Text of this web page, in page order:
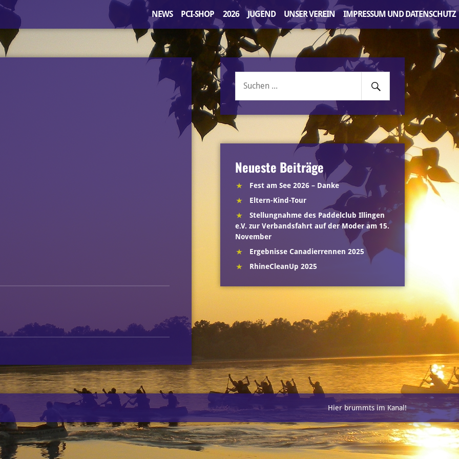
NEWS PCI-SHOP 2026 JUGEND UNSER VEREIN IMPRESSUM UND DATENSCHUTZ
Suche
Senden
Neueste Beiträge
Fest am See 2026 – Danke
Eltern-Kind-Tour
Stellungnahme des Paddelclub Illingen
e.V. zur Verbandsfahrt auf der Moder am 15.
November
Ergebnisse Canadierrennen 2025
RhineCleanUp 2025
Hier brummts im Kanal!